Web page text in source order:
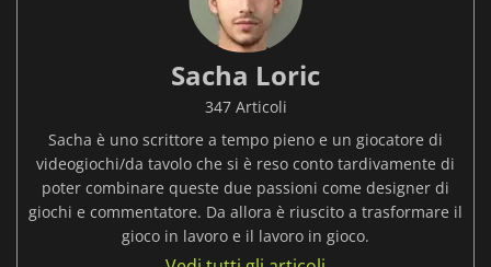
Sacha Loric
347 Articoli
Sacha è uno scrittore a tempo pieno e un giocatore di
videogiochi/da tavolo che si è reso conto tardivamente di
poter combinare queste due passioni come designer di
giochi e commentatore. Da allora è riuscito a trasformare il
gioco in lavoro e il lavoro in gioco.